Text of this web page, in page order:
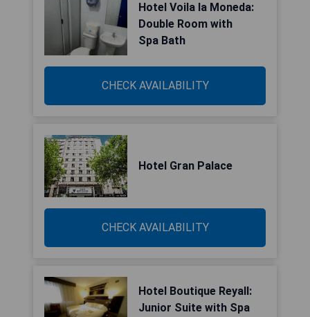
Hotel Voila la Moneda:
Double Room with
Spa Bath
CHECK AVAILABILITY
Hotel Gran Palace
CHECK AVAILABILITY
Hotel Boutique Reyall:
Junior Suite with Spa